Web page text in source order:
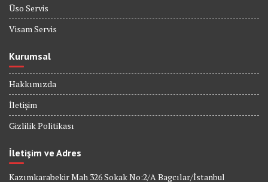
Üso Servis
Visam Servis
Kurumsal
Hakkımızda
İletişim
Gizlilik Politikası
İletişim ve Adres
Kazımkarabekir Mah 326 Sokak No:2/A Bagcılar/İstanbul